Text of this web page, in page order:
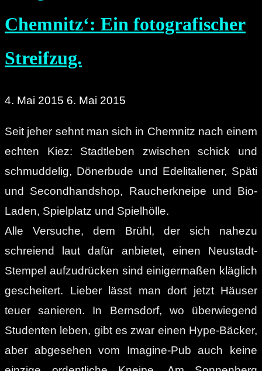
des
Sonnenbergs.“
Chemnitz‘: Ein fotografischer
Streifzug.
4. Mai 2015 6. Mai 2015
Seit jeher sehnt man sich in Chemnitz nach einem
echten Kiez: Stadtleben zwischen schick und
schmuddelig, Dönerbude und Edelitaliener, Späti
und Secondhandshop, Raucherkneipe und Bio-
Laden, Spielplatz und Spielhölle.
Alle Versuche, dem Brühl, der sich nahezu
schreiend laut dafür anbietet, einen Neustadt-
Stempel aufzudrücken sind einigermaßen kläglich
gescheitert. Lieber lässt man dort jetzt Häuser
teuer sanieren. In Bernsdorf, wo überwiegend
Studenten leben, gibt es zwar einen Hype-Bäcker,
aber abgesehen vom Imagine-Pub auch keine